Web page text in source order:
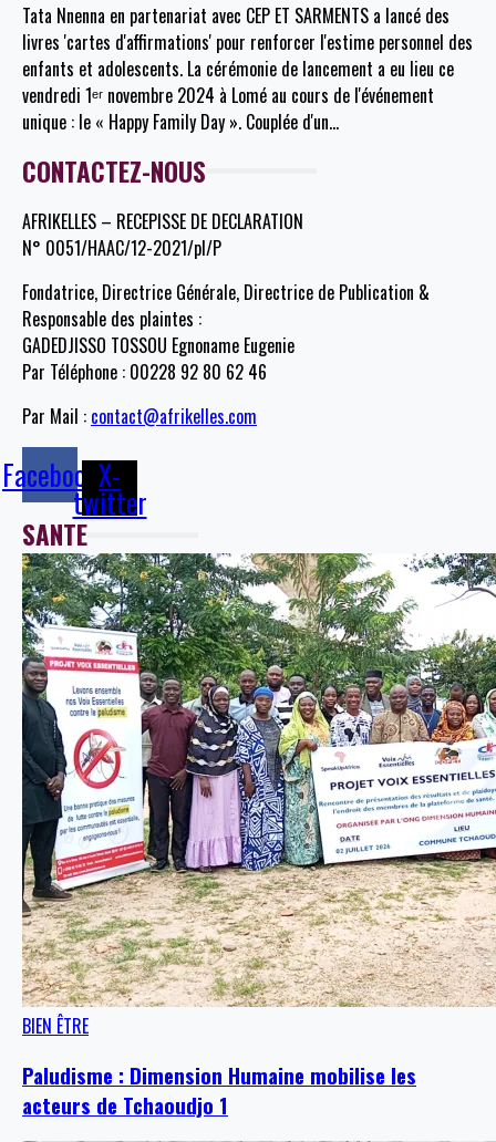
Tata Nnenna en partenariat avec CEP ET SARMENTS a lancé des
livres 'cartes d'affirmations' pour renforcer l'estime personnel des
enfants et adolescents. La cérémonie de lancement a eu lieu ce
vendredi 1ᵉʳ novembre 2024 à Lomé au cours de l'événement
unique : le « Happy Family Day ». Couplée d'un…
CONTACTEZ-NOUS
AFRIKELLES – RECEPISSE DE DECLARATION
N° 0051/HAAC/12-2021/pl/P
Fondatrice, Directrice Générale, Directrice de Publication &
Responsable des plaintes :
GADEDJISSO TOSSOU Egnoname Eugenie
Par Téléphone : 00228 92 80 62 46
Par Mail : contact@afrikelles.com
FacebookX-
twitter
SANTE
BIEN ÊTRE
Paludisme : Dimension Humaine mobilise les
acteurs de Tchaoudjo 1